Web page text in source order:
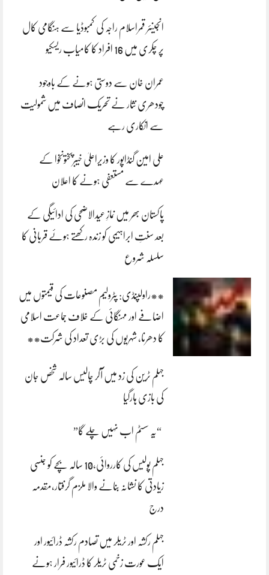
انجینئر قمراسلام راجہ کی کمبوڈیا سے ہنگامی کال
پر چکری میں 16 افراد کا کامیاب ریسکیو
عمران خان سے دوستی ہونے کے باوجود
چودھری نثار نے تحریک انصاف میں شمولیت
سے انکاری رہے
علی امین گنڈاپور کا وزیراعلیٰ خیبرپختونخوا کے
عہدے سے مستعفی ہونے کا اعلان
پاکستان بھر میں نمازِ عیدالاضحی کی ادائیگی کے
بعد سنتِ ابراہیمی کو زندہ رکھتے ہوئے قربانی کا
سلسلہ شروع
**راولپنڈی: پٹرولیم مصنوعات کی قیمتوں میں
اضافے اور مہنگائی کے خلاف جماعت اسلامی
کا دھرنا، شہریوں کی بڑی تعداد کی شرکت**
جہلم ٹرین کی زد میں آکر چالیس سالہ شخص جان
کی بازی ہارگیا
“یہ سسٹم اب نہیں چلے گا”
جہلم پولیس کی کارروائی،10 سالہ بچے کو جنسی
زیادتی کا نشانہ بنانے والا ملزم گرفتار،مقدمہ
درج
جہلم رکشہ اور ٹریلر میں تصادم رکشہ ڈرائیور اور
ایک عورت زخمی ٹریلر کا ڈرائیور فرار ہونے